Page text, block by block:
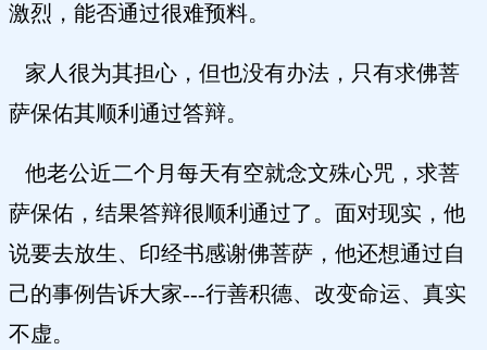
激烈，能否通过很难预料。
家人很为其担心，但也没有办法，只有求佛菩
萨保佑其顺利通过答辩。
他老公近二个月每天有空就念文殊心咒，求菩
萨保佑，结果答辩很顺利通过了。面对现实，他
说要去放生、印经书感谢佛菩萨，他还想通过自
己的事例告诉大家---行善积德、改变命运、真实
不虚。